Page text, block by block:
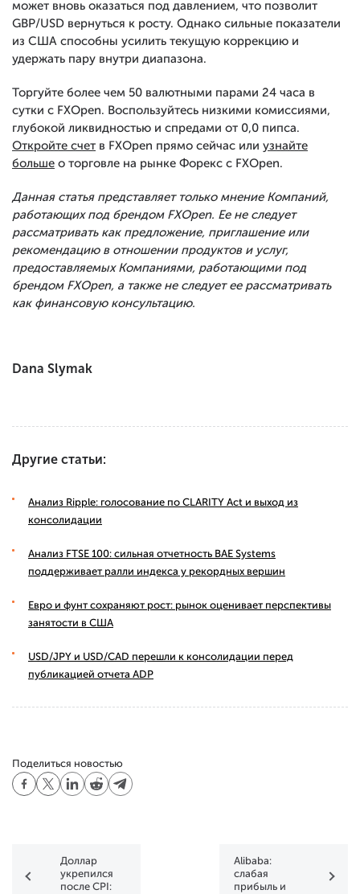
может вновь оказаться под давлением, что позволит
GBP/USD вернуться к росту. Однако сильные показатели
из США способны усилить текущую коррекцию и
удержать пару внутри диапазона.
Торгуйте более чем 50 валютными парами 24 часа в
сутки с FXOpen. Воспользуйтесь низкими комиссиями,
глубокой ликвидностью и спредами от 0,0 пипса.
Откройте счет в FXOpen прямо сейчас или узнайте
больше о торговле на рынке Форекс с FXOpen.
Данная статья представляет только мнение Компаний,
работающих под брендом FXOpen. Ее не следует
рассматривать как предложение, приглашение или
рекомендацию в отношении продуктов и услуг,
предоставляемых Компаниями, работающими под
брендом FXOpen, а также не следует ее рассматривать
как финансовую консультацию.
Dana Slymak
Другие статьи:
Анализ Ripple: голосование по CLARITY Act и выход из
консолидации
Анализ FTSE 100: сильная отчетность BAE Systems
поддерживает ралли индекса у рекордных вершин
Евро и фунт сохраняют рост: рынок оценивает перспективы
занятости в США
USD/JPY и USD/CAD перешли к консолидации перед
публикацией отчета ADP
Поделиться новостью
Доллар
укрепился
после CPI:
Alibaba:
слабая
прибыль и